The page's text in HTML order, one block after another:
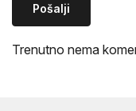
Pošalji
Trenutno nema